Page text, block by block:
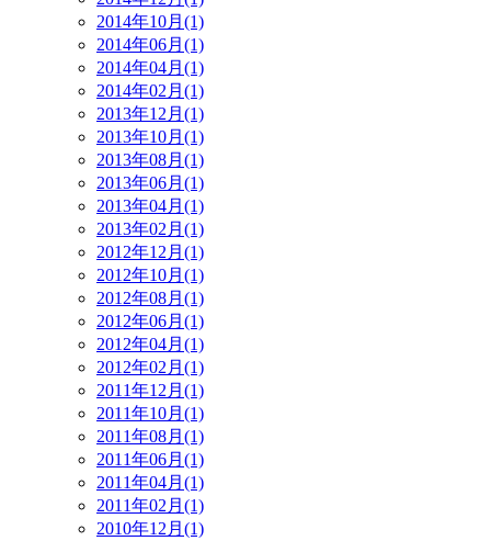
2014年10月(1)
2014年06月(1)
2014年04月(1)
2014年02月(1)
2013年12月(1)
2013年10月(1)
2013年08月(1)
2013年06月(1)
2013年04月(1)
2013年02月(1)
2012年12月(1)
2012年10月(1)
2012年08月(1)
2012年06月(1)
2012年04月(1)
2012年02月(1)
2011年12月(1)
2011年10月(1)
2011年08月(1)
2011年06月(1)
2011年04月(1)
2011年02月(1)
2010年12月(1)